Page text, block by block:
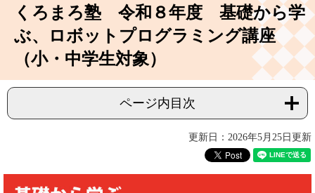
くろまろ塾 令和８年度 基礎から学
ぶ、ロボットプログラミング講座
（小・中学生対象）
ページ内目次
更新日：2026年5月25日更新